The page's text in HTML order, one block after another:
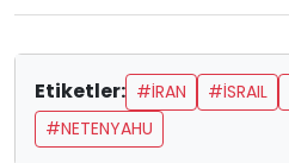
Etiketler: #İRAN #İSRAIL
#NETENYAHU